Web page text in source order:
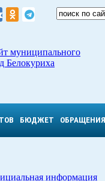
муниципального
Белокуриха
БЮДЖЕТ ОБРАЩЕНИЯ
информация